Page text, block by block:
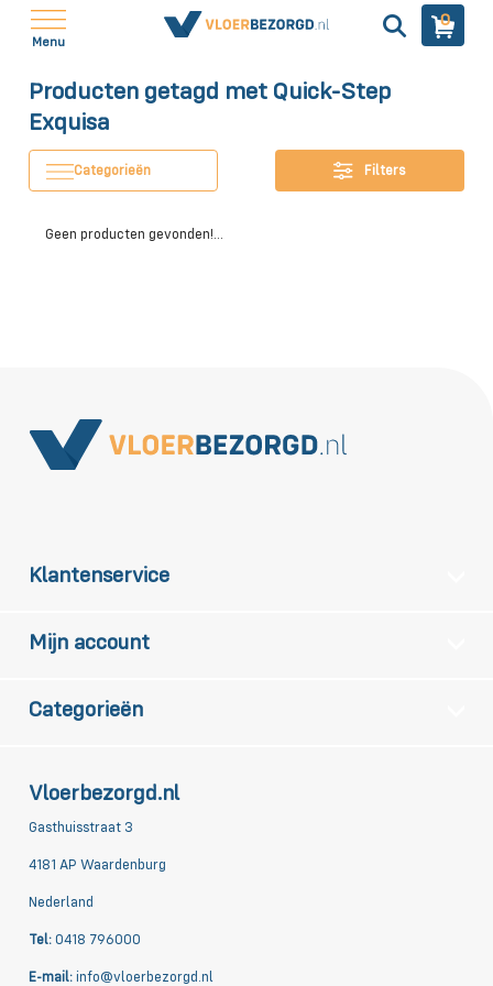
Menu
0
Producten getagd met Quick-Step
Exquisa
Categorieën Filters
Geen producten gevonden!...
Vloerbezorgd.nl
Gasthuisstraat 3
4181 AP Waardenburg
Nederland
Tel: 0418 796000
E-mail: info@vloerbezorgd.nl
Klantenservice
Mijn account
Categorieën